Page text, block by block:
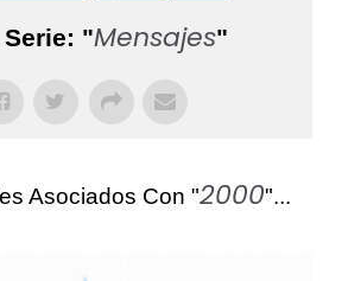
Serie: "Mensajes"
Asociados Con "2000"...